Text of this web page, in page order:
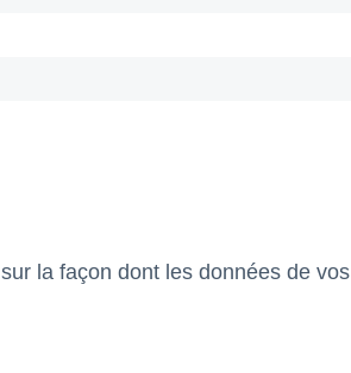
la façon dont les données de vos